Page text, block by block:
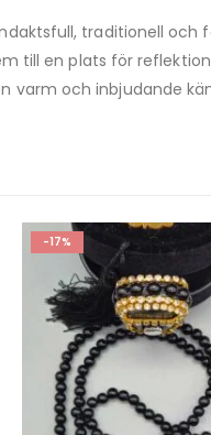
traditionell
till en plats för
och inbjudande
-20%